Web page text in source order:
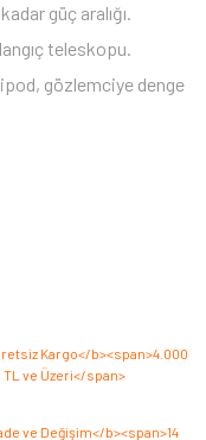
güç aralığı.
teleskopu.
gözlemciye denge